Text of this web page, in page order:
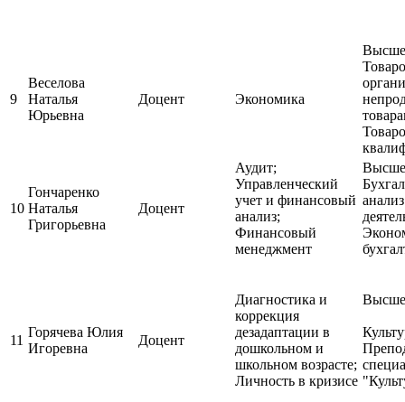
9
Веселова
Наталья
Юрьевна
Доцент Экономика
10
Гончаренко
Наталья
Григорьевна
Доцент
Аудит;
Управленческий
учет и финансовый
анализ;
Финансовый
менеджмент
11
Горячева Юлия
Игоревна
Доцент
Диагностика и
коррекция
дезадаптации в
дошкольном и
школьном возрасте;
Личность в кризисе